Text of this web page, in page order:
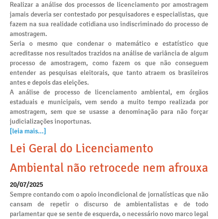
Realizar a análise dos processos de licenciamento por amostragem
jamais deveria ser contestado por pesquisadores e especialistas, que
fazem na sua realidade cotidiana uso indiscriminado do processo de
amostragem.
Seria o mesmo que condenar o matemático e estatístico que
acreditasse nos resultados trazidos na análise de variância de algum
processo de amostragem, como fazem os que não conseguem
entender as pesquisas eleitorais, que tanto atraem os brasileiros
antes e depois das eleições.
A análise de processo de licenciamento ambiental, em órgãos
estaduais e municipais, vem sendo a muito tempo realizada por
amostragem, sem que se usasse a denominação para não forçar
judicializações inoportunas.
[leia mais...]
Lei Geral do Licenciamento
Ambiental não retrocede nem afrouxa
20/07/2025
Sempre contando com o apoio incondicional de jornalísticas que não
cansam de repetir o discurso de ambientalistas e de todo
parlamentar que se sente de esquerda, o necessário novo marco legal